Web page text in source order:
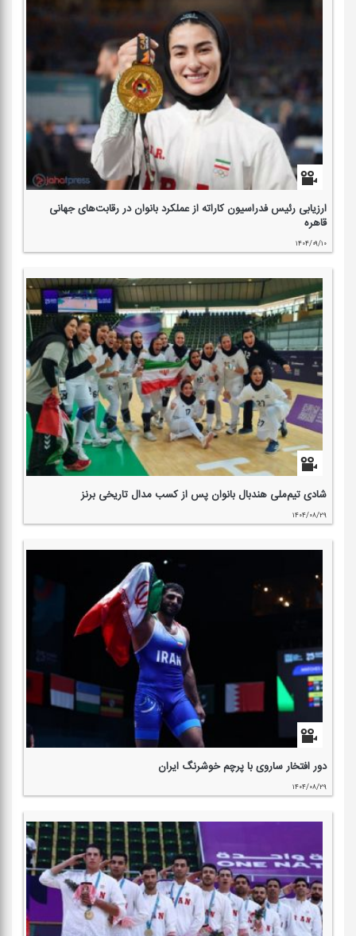
ارزیابی رئیس فدراسیون كاراته از عملكرد بانوان در رقابت‌های جهانی
قاهره
۱۴۰۴/۰۹/۱۰
شادی تیم‌ملی هندبال بانوان پس از كسب مدال تاریخی برنز
۱۴۰۴/۰۸/۲۹
دور افتخار ساروی با پرچم خوشرنگ ایران
۱۴۰۴/۰۸/۲۹